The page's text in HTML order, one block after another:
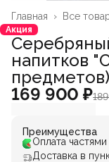
Все
Главная ›
Акция
напитков
предметов)
169 900 ₽
Преимущества
Оплата
Доставка в